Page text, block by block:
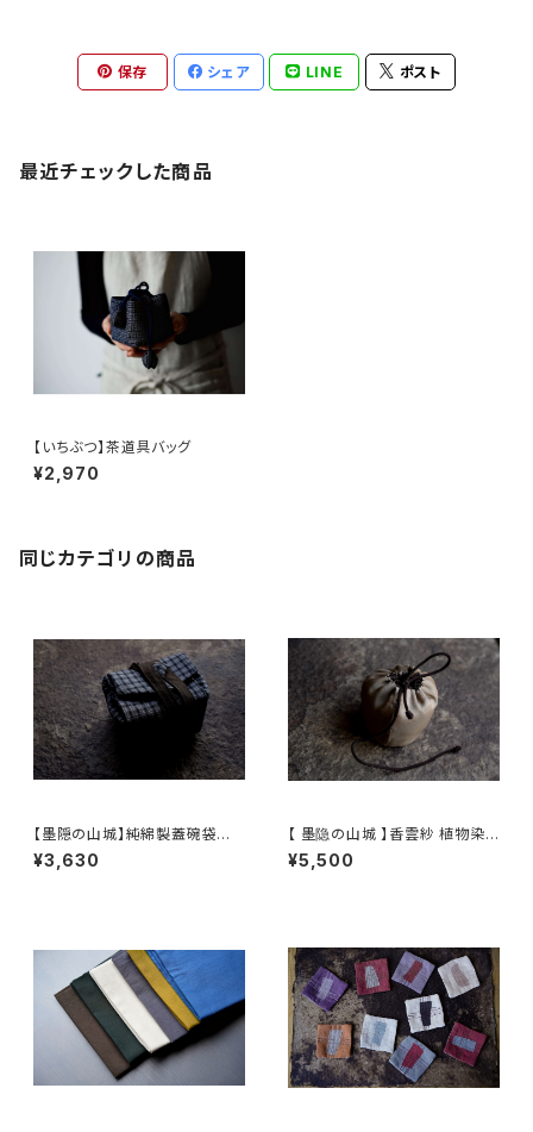
保存 シェア LINE ポスト
最近チェックした商品
【いちぶつ】茶道具バッグ
¥2,970
同じカテゴリの商品
【墨隠の山城】純綿製蓋碗袋内【
【 墨隐の山城 】香雲紗 植物染
仕覆 めカップ袋 【 Ink & Moun
¥3,630
【 墨隐の山城 】香雲紗 植物染
仕覆 めカップ袋 【 Ink & Moun
tain Tea Atelier】Tea Cadd
¥5,500